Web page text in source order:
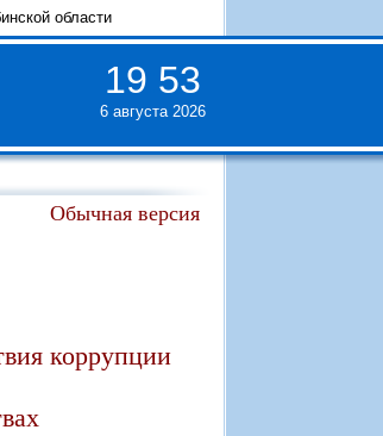
области
19 53
6 августа 2026
Обычная версия
коррупции